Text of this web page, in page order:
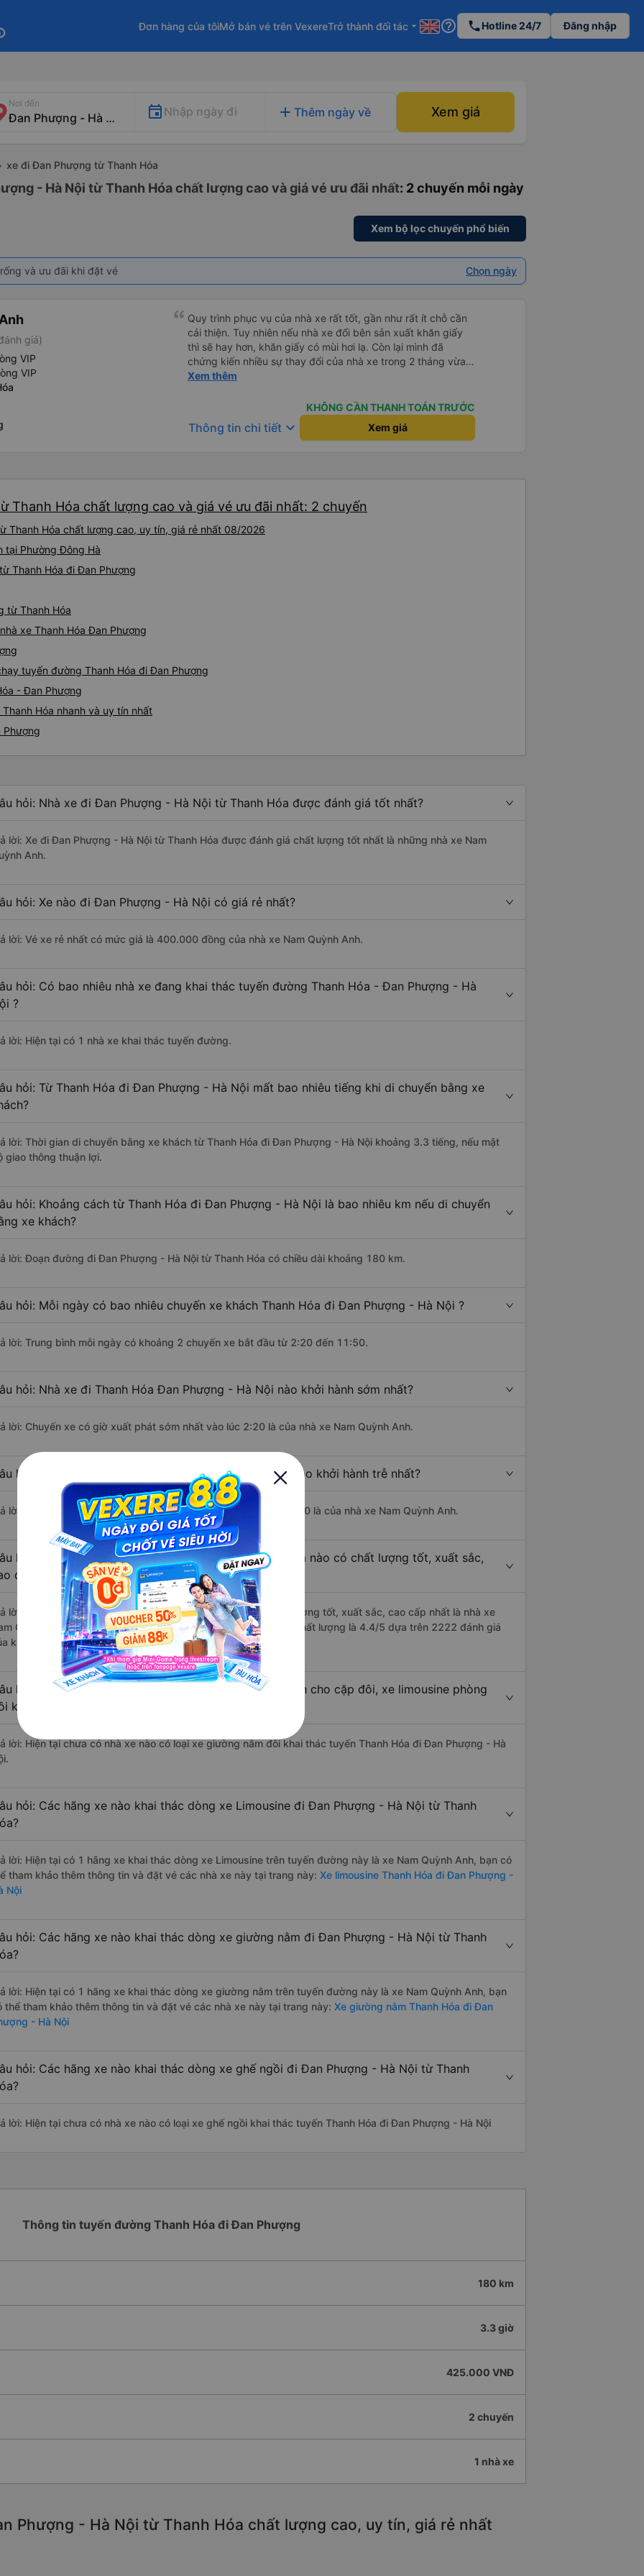
Đơn hàng của tôiMở bán vé trên VexereTrở thành đối tác arrow_drop_down help_outline phoneHotline 24/7 Đăng nhập
Nơi đến
Nhập ngày đi add Thêm ngày về Xem giá
xe đi Đan Phượng từ Thanh Hóa
- Hà Nội từ Thanh Hóa chất lượng cao và giá vé ưu đãi nhất: 2 chuyến mỗi ngày
Xem bộ lọc chuyến phổ biến
và ưu đãi khi đặt vé Chọn ngày
giá)
VIP
VIP
Quy trình phục vụ của nhà xe rất tốt, gần như rất ít chỗ cần
cải thiện. Tuy nhiên nếu nhà xe đổi bên sản xuất khăn giấy
thì sẽ hay hơn, khăn giấy có mùi hơi lạ. Còn lại mình đã
chứng kiến nhiều sự thay đổi của nhà xe trong 2 tháng vừa
rồi: tài xế và phụ xe ngày càng thân thiện, quy trình phục vụ
trung chuyển ở Hà Nội khi đã phân vùng từng xe
Xem thêm
KHÔNG CẦN THANH TOÁN TRƯỚC
Thông tin chi tiết keyboard_arrow_down Xem giá
Thanh Hóa chất lượng cao và giá vé ưu đãi nhất: 2 chuyến
Thanh Hóa chất lượng cao, uy tín, giá rẻ nhất 08/2026
tại Phường Đông Hà
Thanh Hóa đi Đan Phượng
từ Thanh Hóa
xe Thanh Hóa Đan Phượng
tuyến đường Thanh Hóa đi Đan Phượng
- Đan Phượng
Hóa nhanh và uy tín nhất
hỏi: Nhà xe đi Đan Phượng - Hà Nội từ Thanh Hóa được đánh giá tốt nhất?
lời: Xe đi Đan Phượng - Hà Nội từ Thanh Hóa được đánh giá chất lượng tốt nhất là những nhà xe Nam
Anh.
hỏi: Xe nào đi Đan Phượng - Hà Nội có giá rẻ nhất?
lời: Vé xe rẻ nhất có mức giá là 400.000 đồng của nhà xe Nam Quỳnh Anh.
hỏi: Có bao nhiêu nhà xe đang khai thác tuyến đường Thanh Hóa - Đan Phượng - Hà
?
lời: Hiện tại có 1 nhà xe khai thác tuyến đường.
hỏi: Từ Thanh Hóa đi Đan Phượng - Hà Nội mất bao nhiêu tiếng khi di chuyển bằng xe
lời: Thời gian di chuyển bằng xe khách từ Thanh Hóa đi Đan Phượng - Hà Nội khoảng 3.3 tiếng, nếu mật
giao thông thuận lợi.
hỏi: Khoảng cách từ Thanh Hóa đi Đan Phượng - Hà Nội là bao nhiêu km nếu di chuyển
xe khách?
lời: Đoạn đường đi Đan Phượng - Hà Nội từ Thanh Hóa có chiều dài khoảng 180 km.
hỏi: Mỗi ngày có bao nhiêu chuyến xe khách Thanh Hóa đi Đan Phượng - Hà Nội ?
lời: Trung bình mỗi ngày có khoảng 2 chuyến xe bắt đầu từ 2:20 đến 11:50.
hỏi: Nhà xe đi Thanh Hóa Đan Phượng - Hà Nội nào khởi hành sớm nhất?
lời: Chuyến xe có giờ xuất phát sớm nhất vào lúc 2:20 là của nhà xe Nam Quỳnh Anh.
hỏi: Nhà xe đi Đan Phượng - Hà Nội từ Thanh Hóa nào khởi hành trễ nhất?
lời: Chuyến xe có giờ xuất phát trễ (muộn) nhất là vào lúc 11:50 là của nhà xe Nam Quỳnh Anh.
hỏi: Review xe đi Đan Phượng - Hà Nội từ Thanh Hóa nào có chất lượng tốt, xuất sắc,
cấp nhất?
lời: Những hãng xe đi Thanh Hóa Đan Phượng - Hà Nội chất lượng tốt, xuất sắc, cao cấp nhất là nhà xe
Quỳnh Anh đi Đan Phượng - Hà Nội từ Thanh Hóa với điểm chất lượng là 4.4/5 dựa trên 2222 đánh giá
khách hàng).
hỏi: Có loại xe Thanh Hóa Đan Phượng - Hà Nội dành cho cặp đôi, xe limousine phòng
không?
lời: Hiện tại chưa có nhà xe nào có loại xe giường nằm đôi khai thác tuyến Thanh Hóa đi Đan Phượng - Hà
hỏi: Các hãng xe nào khai thác dòng xe Limousine đi Đan Phượng - Hà Nội từ Thanh
lời: Hiện tại có 1 hãng xe khai thác dòng xe Limousine trên tuyến đường này là xe Nam Quỳnh Anh, bạn có
tham khảo thêm thông tin và đặt vé các nhà xe này tại trang này: Xe limousine Thanh Hóa đi Đan Phượng -
Nội
hỏi: Các hãng xe nào khai thác dòng xe giường nằm đi Đan Phượng - Hà Nội từ Thanh
lời: Hiện tại có 1 hãng xe khai thác dòng xe giường nằm trên tuyến đường này là xe Nam Quỳnh Anh, bạn
thể tham khảo thêm thông tin và đặt vé các nhà xe này tại trang này: Xe giường nằm Thanh Hóa đi Đan
- Hà Nội
hỏi: Các hãng xe nào khai thác dòng xe ghế ngồi đi Đan Phượng - Hà Nội từ Thanh
lời: Hiện tại chưa có nhà xe nào có loại xe ghế ngồi khai thác tuyến Thanh Hóa đi Đan Phượng - Hà Nội
Thông tin tuyến đường Thanh Hóa đi Đan Phượng
180 km
3.3 giờ
425.000 VNĐ
2 chuyến
1 nhà xe
Phượng - Hà Nội từ Thanh Hóa chất lượng cao, uy tín, giá rẻ nhất